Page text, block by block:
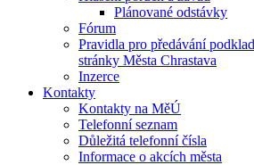
Plánované odstávky
Fórum
Pravidla pro předávání
stránky Města Chrastava
Inzerce
Kontakty
Kontakty na MěÚ
Telefonní seznam
Důležitá telefonní čísla
Informace o akcích města